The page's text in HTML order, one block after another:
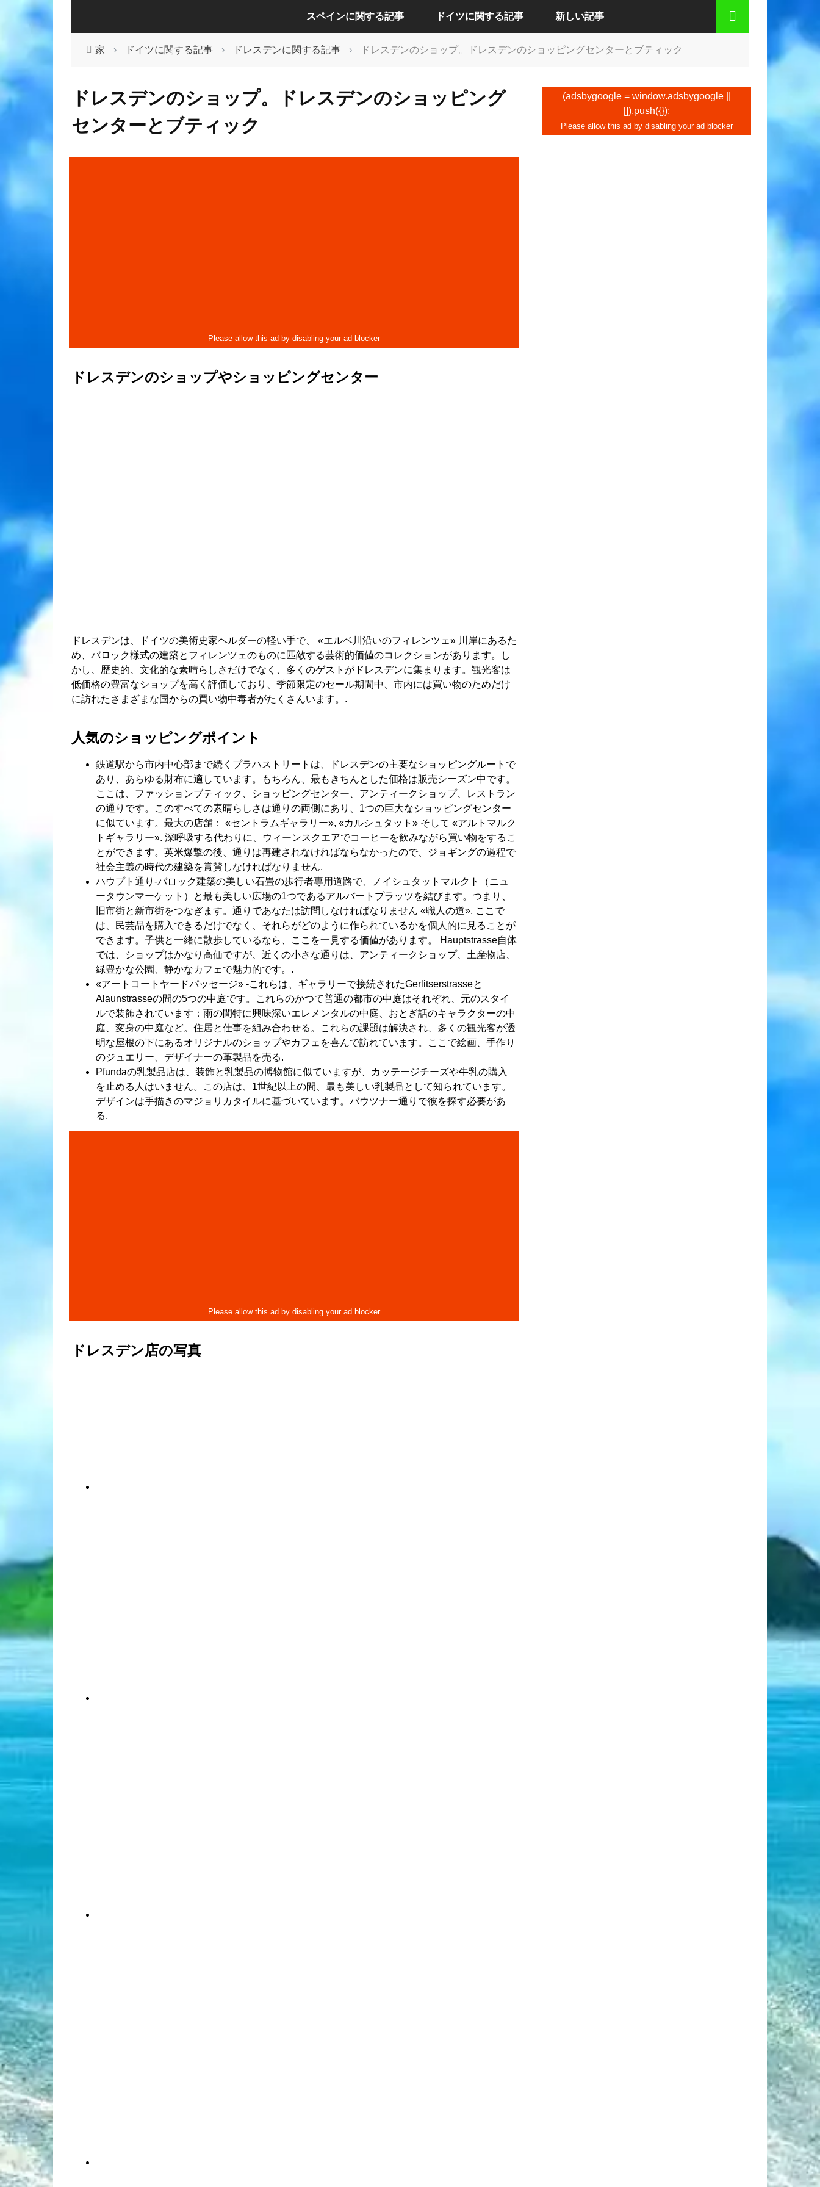
スペインに関する記事
セビリアに関する記事
ドイツに関する記事
ドレスデンに関する記事
新しい記事
家 › ドイツに関する記事 › ドレスデンに関する記事 › ドレスデンのショップ。ドレスデンのショッピングセンターとブティック
ドレスデンのショップ。ドレスデンのショッピング
センターとブティック
ドレスデンのショップやショッピングセンター
ドレスデンは、ドイツの美術史家ヘルダーの軽い手で、 «エルベ川沿いのフィレンツェ» 川岸にあるた
め、バロック様式の建築とフィレンツェのものに匹敵する芸術的価値のコレクションがあります。し
かし、歴史的、文化的な素晴らしさだけでなく、多くのゲストがドレスデンに集まります。観光客は
低価格の豊富なショップを高く評価しており、季節限定のセール期間中、市内には買い物のためだけ
に訪れたさまざまな国からの買い物中毒者がたくさんいます。.
人気のショッピングポイント
鉄道駅から市内中心部まで続くプラハストリートは、ドレスデンの主要なショッピングルートで
あり、あらゆる財布に適しています。もちろん、最もきちんとした価格は販売シーズン中です。
ここは、ファッションブティック、ショッピングセンター、アンティークショップ、レストラン
の通りです。このすべての素晴らしさは通りの両側にあり、1つの巨大なショッピングセンター
に似ています。最大の店舗： «セントラムギャラリー», «カルシュタット» そして «アルトマルク
トギャラリー». 深呼吸する代わりに、ウィーンスクエアでコーヒーを飲みながら買い物をするこ
とができます。英米爆撃の後、通りは再建されなければならなかったので、ジョギングの過程で
社会主義の時代の建築を賞賛しなければなりません.
ハウプト通り-バロック建築の美しい石畳の歩行者専用道路で、ノイシュタットマルクト（ニュ
ータウンマーケット）と最も美しい広場の1つであるアルバートプラッツを結びます。つまり、
旧市街と新市街をつなぎます。通りであなたは訪問しなければなりません «職人の道», ここで
は、民芸品を購入できるだけでなく、それらがどのように作られているかを個人的に見ることが
できます。子供と一緒に散歩しているなら、ここを一見する価値があります。 Hauptstrasse自体
では、ショップはかなり高価ですが、近くの小さな通りは、アンティークショップ、土産物店、
緑豊かな公園、静かなカフェで魅力的です。.
«アートコートヤードパッセージ» -これらは、ギャラリーで接続されたGerlitserstrasseと
Alaunstrasseの間の5つの中庭です。これらのかつて普通の都市の中庭はそれぞれ、元のスタイ
ルで装飾されています：雨の間特に興味深いエレメンタルの中庭、おとぎ話のキャラクターの中
庭、変身の中庭など。住居と仕事を組み合わせる。これらの課題は解決され、多くの観光客が透
明な屋根の下にあるオリジナルのショップやカフェを喜んで訪れています。ここで絵画、手作り
のジュエリー、デザイナーの革製品を売る.
Pfundaの乳製品店は、装飾と乳製品の博物館に似ていますが、カッテージチーズや牛乳の購入
を止める人はいません。この店は、1世紀以上の間、最も美しい乳製品として知られています。
デザインは手描きのマジョリカタイルに基づいています。バウツナー通りで彼を探す必要があ
る.
ドレスデン店の写真
(adsbygoogle = window.adsbygoogle ||
[]).push({});